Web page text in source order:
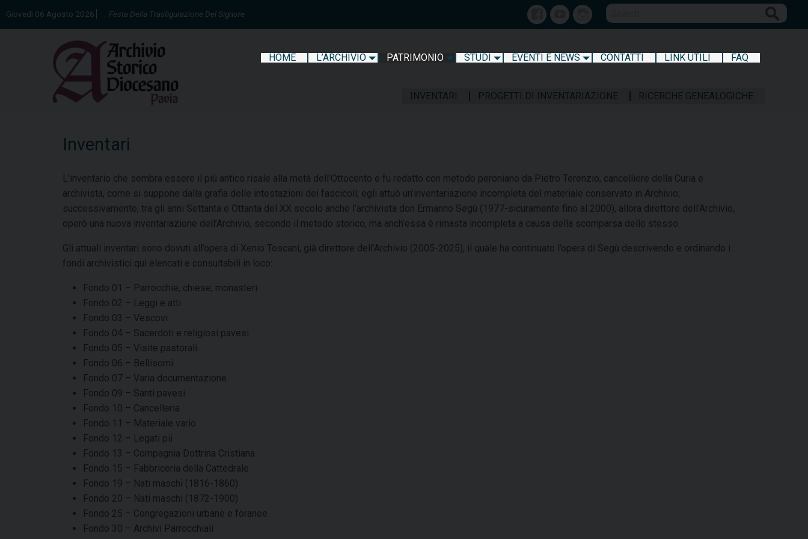
Giovedì 06 Agosto 2026 Festa Della Trasfigurazione Del Signore FacebookYoutubeInstagram
HOME L’ARCHIVIO PATRIMONIO STUDI EVENTI E NEWS CONTATTI LINK UTILI FAQ
INVENTARI PROGETTI DI INVENTARIAZIONE RICERCHE GENEALOGICHE
Inventari
L’inventario che sembra essere il più antico risale alla metà dell’Ottocento e fu redatto con metodo peroniano da Pietro Terenzio, cancelliere della Curia e
archivista, come si suppone dalla grafia delle intestazioni dei fascicoli; egli attuò un’inventariazione incompleta del materiale conservato in Archivio;
successivamente, tra gli anni Settanta e Ottanta del XX secolo anche l’archivista don Ermanno Segù (1977-sicuramente fino al 2000), allora direttore dell’Archivio,
operò una nuova inventariazione dell’Archivio, secondo il metodo storico, ma anch’essa è rimasta incompleta a causa della scomparsa dello stesso.
Gli attuali inventari sono dovuti all’opera di Xenio Toscani, già direttore dell’Archivio (2005-2025), il quale ha continuato l’opera di Segù descrivendo e ordinando i
fondi archivistici qui elencati e consultabili in loco:
Fondo 01 – Parrocchie, chiese, monasteri
Fondo 02 – Leggi e atti
Fondo 03 – Vescovi
Fondo 04 – Sacerdoti e religiosi pavesi
Fondo 05 – Visite pastorali
Fondo 06 – Bellisomi
Fondo 07 – Varia documentazione
Fondo 09 – Santi pavesi
Fondo 10 – Cancelleria
Fondo 11 – Materiale vario
Fondo 12 – Legati pii
Fondo 13 – Compagnia Dottrina Cristiana
Fondo 15 – Fabbriceria della Cattedrale
Fondo 19 – Nati maschi (1816-1860)
Fondo 20 – Nati maschi (1872-1900)
Fondo 25 – Congregazioni urbane e foranee
Fondo 30 – Archivi Parrocchiali